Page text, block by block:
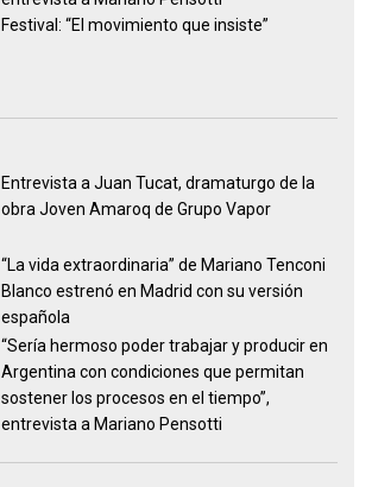
Festival: “El movimiento que insiste”
Entrevista a Juan Tucat, dramaturgo de la
obra Joven Amaroq de Grupo Vapor
“La vida extraordinaria” de Mariano Tenconi
Blanco estrenó en Madrid con su versión
española
“Sería hermoso poder trabajar y producir en
Argentina con condiciones que permitan
sostener los procesos en el tiempo”,
entrevista a Mariano Pensotti